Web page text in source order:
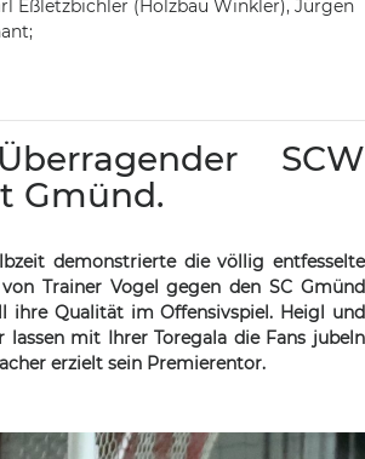
Eßletzbichler (Holzbau Winkler), Jürgen
SCW
Gmünd.
demonstrierte die völlig entfesselte
Trainer Vogel gegen den SC Gmünd
ihre Qualität im Offensivspiel. Heigl und
lassen mit Ihrer Toregala die Fans jubeln
erzielt sein Premierentor.